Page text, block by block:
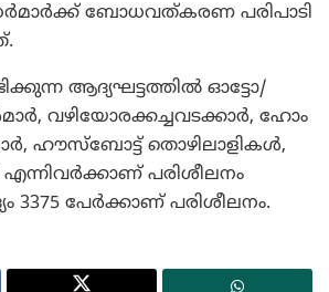
ബോധവത്കരണ പരിപാടി
ആദ്യഘട്ടത്തില്‍ ഓട്ടോ/
വഴിയോരക്കച്ചവടക്കാര്‍, ഹോം
ഹൗസ്‌ബോട്ട് തൊഴിലാളികള്‍,
പരിശീലനം
പേര്‍ക്കാണ് പരിശീലനം.